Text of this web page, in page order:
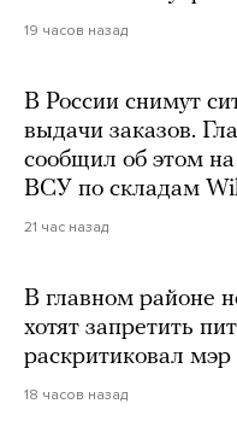
19 часов назад
В России снимут
выдачи заказов.
сообщил об этом
ВСУ по складам
21 час назад
В главном районе
хотят запретить
раскритиковал
18 часов назад